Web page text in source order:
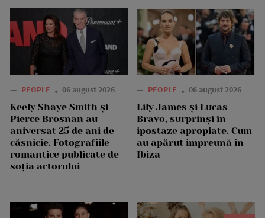
— PEOPLE 06 august 2026
Keely Shaye Smith și
Pierce Brosnan au
aniversat 25 de ani de
căsnicie. Fotografiile
romantice publicate de
soția actorului
— PEOPLE 06 august 2026
Lily James și Lucas
Bravo, surprinși în
ipostaze apropiate. Cum
au apărut împreună în
Ibiza